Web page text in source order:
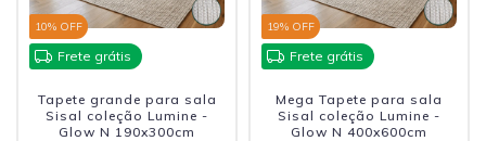
10% OFF
Frete grátis
Tapete grande para sala
Sisal coleção Lumine -
Glow N 190x300cm
19% OFF
Frete grátis
Mega Tapete para sala
Sisal coleção Lumine -
Glow N 400x600cm